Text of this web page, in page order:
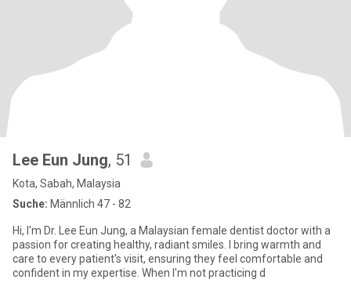
Lee Eun Jung, 51
Kota, Sabah, Malaysia
Suche: Männlich 47 - 82
Hi, I'm Dr. Lee Eun Jung, a Malaysian female dentist doctor with a
passion for creating healthy, radiant smiles. I bring warmth and
care to every patient's visit, ensuring they feel comfortable and
confident in my expertise. When I'm not practicing d